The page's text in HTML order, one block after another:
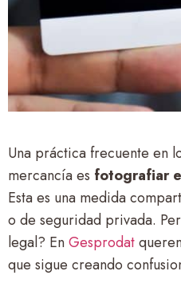
Una práctica frecuente en
mercancía es fotografiar
Esta es una medida
o de seguridad privada.
legal? EnGesprodat
que sigue creando